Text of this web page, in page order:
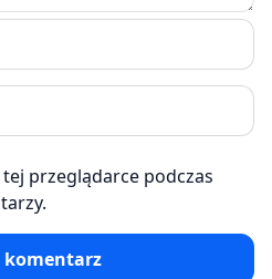
przeglądarce podczas
komentarz